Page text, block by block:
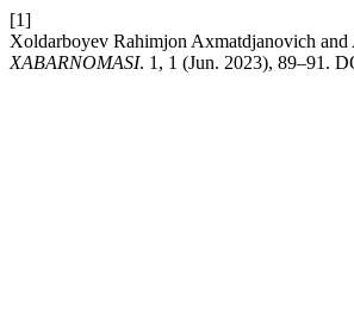
[1]
Xoldarboyev Rahimjon Axmatdjanovich
XABARNOMASI. 1, 1 (Jun. 2023), 89–91.